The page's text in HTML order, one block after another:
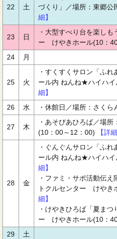
22 土
づくり」／場所：東郷公
細】
23 日
・大型すべり台を楽し
ー けやきホール(10：
24
月
25 火
・すくすくサロン「ふ
ール内 ねんね★ハイハ
細】
26
水 ・休館日／場所：さく
27 木
・あそびあひろば／場
(10：00～12：00)
【詳細
28 金
・ぐんぐんサロン「ふ
ール内 ねんね★ハイハ
細】
・ファミ・サポ活動伝
トクルセンター けやき
細】
・けやきひろば「夏ま
ー けやきホール(10：
29
土